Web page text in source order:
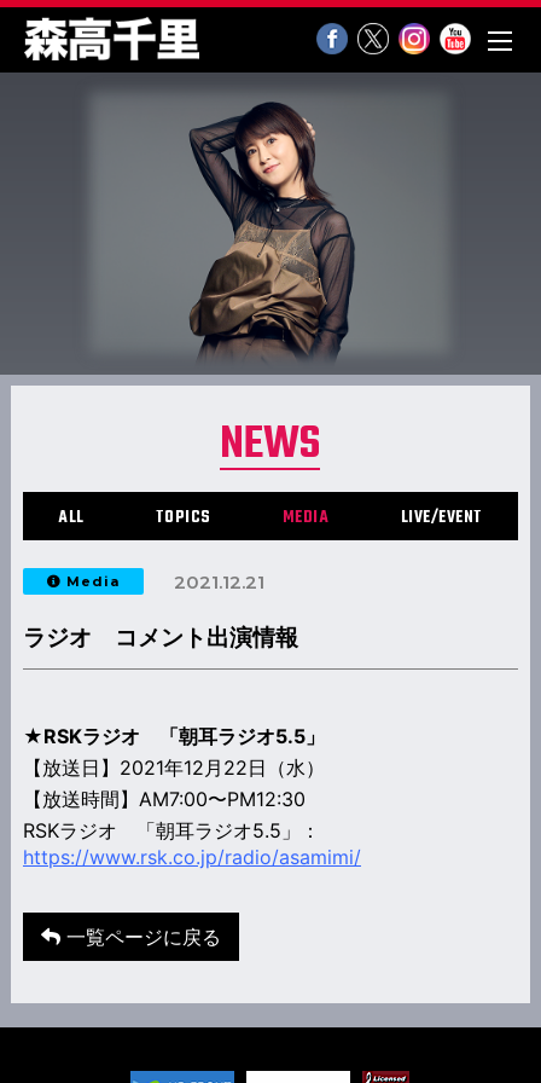
NEWS
ALL TOPICS MEDIA LIVE/EVENT
Media 2021.12.21
ラジオ コメント出演情報
★RSKラジオ 「朝耳ラジオ5.5」
【放送日】2021年12月22日（水）
【放送時間】AM7:00〜PM12:30
RSKラジオ 「朝耳ラジオ5.5」：
https://www.rsk.co.jp/radio/asamimi/
一覧ページに戻る